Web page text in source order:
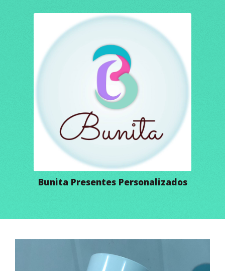
Bunita Presentes Personalizados